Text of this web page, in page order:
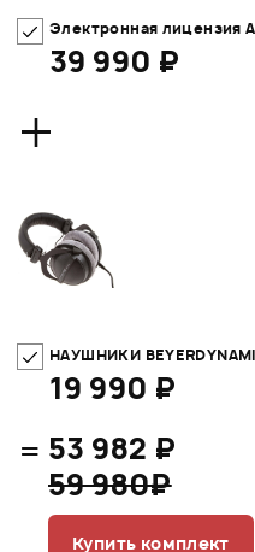
Электронная лицензия
39 990 ₽
+
НАУШНИКИ
19 990 ₽
= 53 982 ₽
59 980₽
Купить комплект